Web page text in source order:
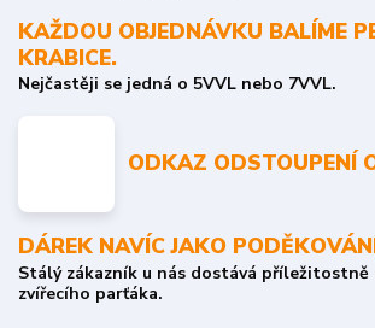
KAŽDOU OBJEDNÁVKU BALÍME
KRABICE.
Nejčastěji se jedná o 5VVL nebo 7VVL.
ODKAZ ODSTOUPENÍ
DÁREK NAVÍC JAKO
Stálý zákazník u nás dostává příležitostně
zvířecího parťáka.